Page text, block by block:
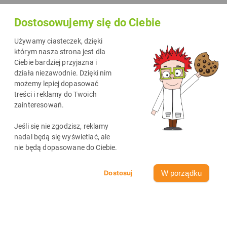
Dostosowujemy się do Ciebie
Używamy ciasteczek, dzięki
którym nasza strona jest dla
Ciebie bardziej przyjazna i
działa niezawodnie. Dzięki nim
możemy lepiej dopasować
treści i reklamy do Twoich
zainteresowań.
Jeśli się nie zgodzisz, reklamy
nadal będą się wyświetlać, ale
nie będą dopasowane do Ciebie.
W porządku
Najnowsze wpisy
zobacz wszystkie